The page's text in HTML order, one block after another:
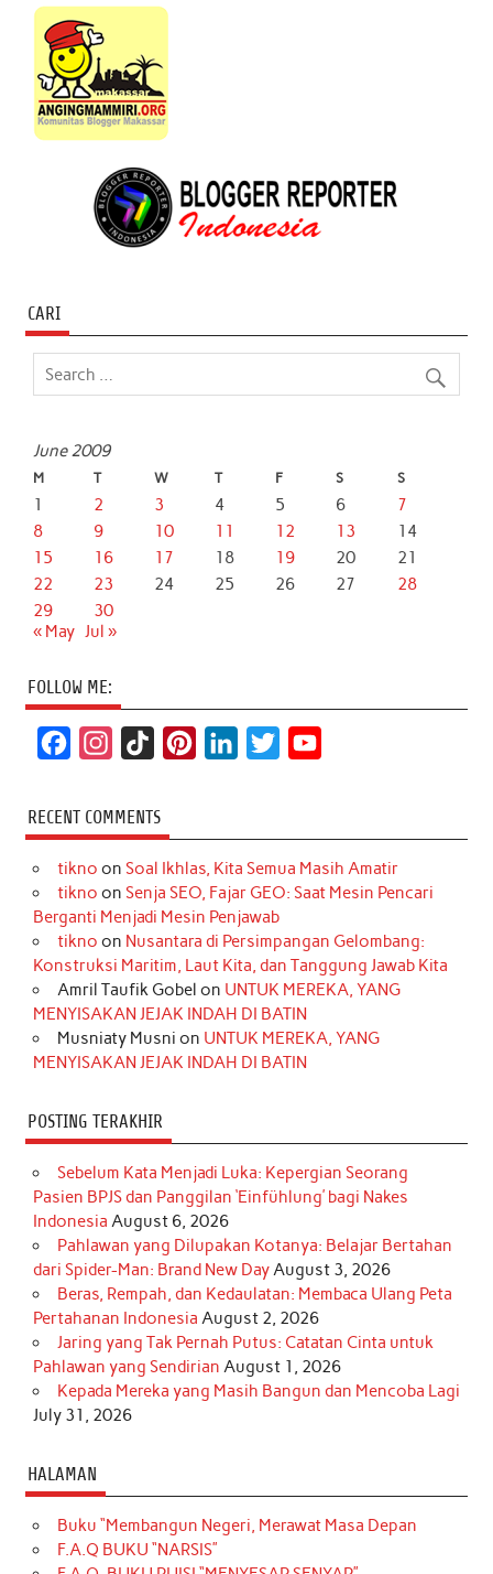
CARI
June 2009
M T W T F S S
1 2 3 4 5 6
7
8
9 10 11 12 13
14
15
16 17 18 19 20
21
22
23 24 25 26 27
28
29
30
« May Jul »
FOLLOW ME:
c
e
b
o
k
s
t
a
r
a
m
k
T
o
k
t
e
e
s
t
k
e
d
I
n
t
t
r
T
u
e
RECENT COMMENTS
tikno on Soal Ikhlas, Kita Semua Masih Amatir
tikno on Senja SEO, Fajar GEO: Saat Mesin Pencari
Berganti Menjadi Mesin Penjawab
tikno on Nusantara di Persimpangan Gelombang:
Konstruksi Maritim, Laut Kita, dan Tanggung Jawab Kita
Amril Taufik Gobel on UNTUK MEREKA, YANG
MENYISAKAN JEJAK INDAH DI BATIN
Musniaty Musni on UNTUK MEREKA, YANG
MENYISAKAN JEJAK INDAH DI BATIN
POSTING TERAKHIR
Sebelum Kata Menjadi Luka: Kepergian Seorang
Pasien BPJS dan Panggilan ‘Einfühlung’ bagi Nakes
Indonesia August 6, 2026
Pahlawan yang Dilupakan Kotanya: Belajar Bertahan
dari Spider-Man: Brand New DayAugust 3, 2026
Beras, Rempah, dan Kedaulatan: Membaca Ulang Peta
Pertahanan Indonesia August 2, 2026
Jaring yang Tak Pernah Putus: Catatan Cinta untuk
Pahlawan yang Sendirian August 1, 2026
Kepada Mereka yang Masih Bangun dan Mencoba Lagi
July 31, 2026
HALAMAN
Buku “Membangun Negeri, Merawat Masa Depan
F.A.Q BUKU “NARSIS”